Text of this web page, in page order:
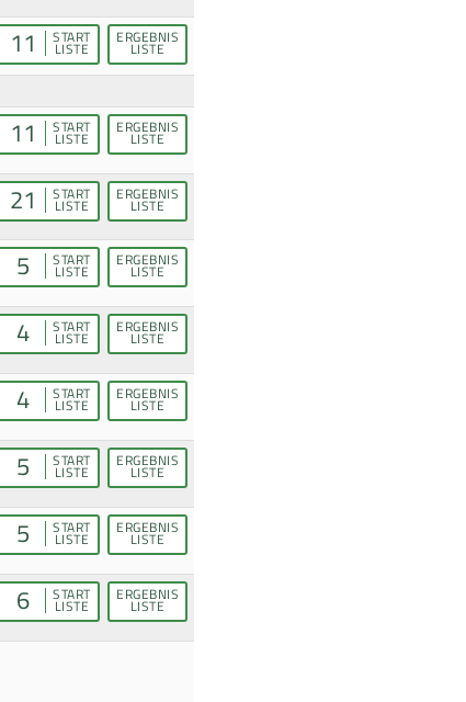
11 START
LISTE
ERGEBNIS
LISTE
11 START
LISTE
ERGEBNIS
LISTE
21 START
LISTE
ERGEBNIS
LISTE
5 START
LISTE
ERGEBNIS
LISTE
4 START
LISTE
ERGEBNIS
LISTE
4 START
LISTE
ERGEBNIS
LISTE
5 START
LISTE
ERGEBNIS
LISTE
5 START
LISTE
ERGEBNIS
LISTE
6 START
LISTE
ERGEBNIS
LISTE